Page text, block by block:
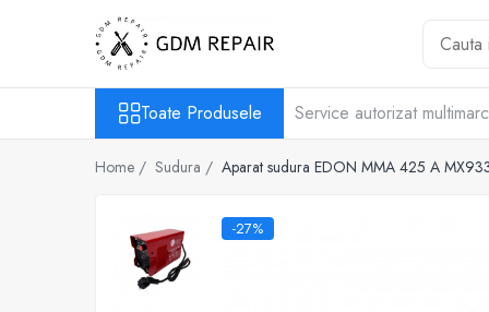
Toate Produsele
Masini de tuns iarba
Trimmere & motocoase electrice
Toate Produsele Service autorizat
Home / Sudura / Aparat sudura EDON MMA 425 A
-27%